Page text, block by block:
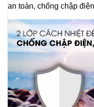
an toàn, chống chập